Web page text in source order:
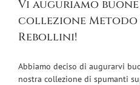
Vi auguriamo
collezione Metodo
Rebollini!
Abbiamo deciso di augurarvi
nostra collezione di spumanti